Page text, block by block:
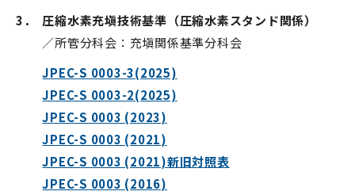
3．
圧縮水素充塡技術基準（圧縮水素スタンド関係）
／所管分科会：充塡関係基準分科会
JPEC-S 0003-3(2025)
JPEC-S 0003-2(2025)
JPEC-S 0003 (2023)
JPEC-S 0003 (2021)
JPEC-S 0003 (2021)新旧対照表
JPEC-S 0003 (2016)